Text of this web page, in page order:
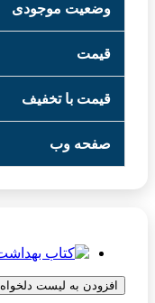
وضعیت موجودی
قیمت
قیمت با تخفیف
صفحه وب
افزودن به لیست دلخواه